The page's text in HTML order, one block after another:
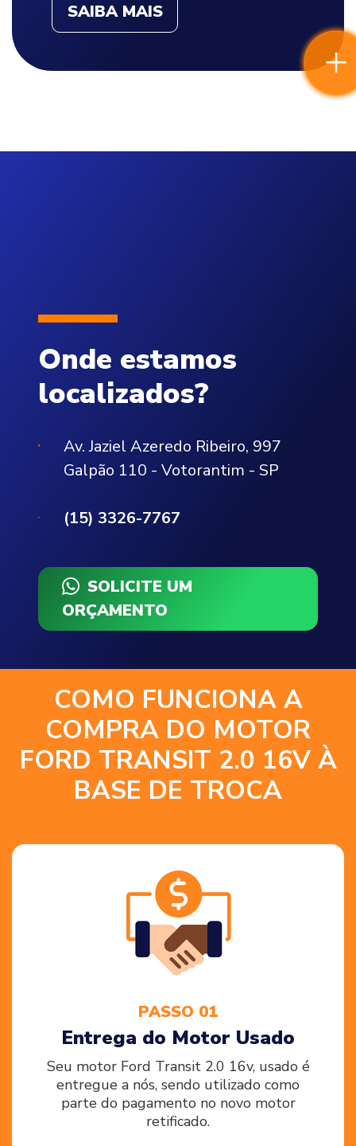
SAIBA MAIS
Onde estamos
localizados?
Av. Jaziel Azeredo Ribeiro, 997
Galpão 110 - Votorantim - SP
(15) 3326-7767
SOLICITE UM
ORÇAMENTO
COMO FUNCIONA A
COMPRA DO MOTOR
FORD TRANSIT 2.0 16V À
BASE DE TROCA
PASSO 01
Entrega do Motor Usado
Seu motor Ford Transit 2.0 16v, usado é
entregue a nós, sendo utilizado como
parte do pagamento no novo motor
retificado.